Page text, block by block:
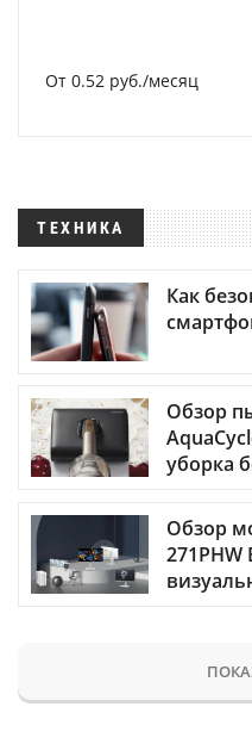
От 0.52 руб./месяц
ТЕХНИКА
Как
Обзор
уборка
Обзор
271PHW